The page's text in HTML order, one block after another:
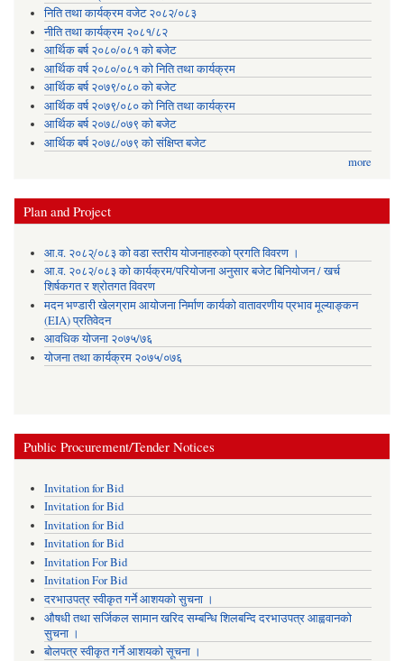
निति तथा कार्यक्रम वजेट २०८२/०८३
नीति तथा कार्यक्रम २०८१/८२
आर्थिक बर्ष २०८०/०८१ को बजेट
आर्थिक वर्ष २०८०/०८१ को निति तथा कार्यक्रम
आर्थिक बर्ष २०७९/०८० को बजेट
आर्थिक वर्ष २०७९/०८० को निति तथा कार्यक्रम
आर्थिक बर्ष २०७८/०७९ को बजेट
आर्थिक बर्ष २०७८/०७९ को संक्षिप्त बजेट
more
Plan and Project
आ.व. २०८२्/०८३ को वडा स्तरीय योजनाहरुको प्रगति विवरण ।
आ.व. २०८२/०८३ को कार्यक्रम/परियोजना अनुसार बजेट बिनियोजन / खर्च
शिर्षकगत र श्रोतगत विवरण
मदन भण्डारी खेलग्राम आयोजना निर्माण कार्यको वातावरणीय प्रभाव मूल्याङ्कन
(EIA) प्रतिवेदन
आवधिक योजना २०७५/७६
योजना तथा कार्यक्रम २०७५/०७६
Public Procurement/Tender Notices
Invitation for Bid
Invitation for Bid
Invitation for Bid
Invitation for Bid
Invitation For Bid
Invitation For Bid
दरभाउपत्र स्वीकृत गर्ने आशयको सुचना ।
औषधी तथा सर्जिकल सामान खरिद सम्बन्धि शिलबन्दि दरभाउपत्र आह्ववानको
सुचना ।
बोलपत्र स्वीकृत गर्ने आशयको सूचना ।